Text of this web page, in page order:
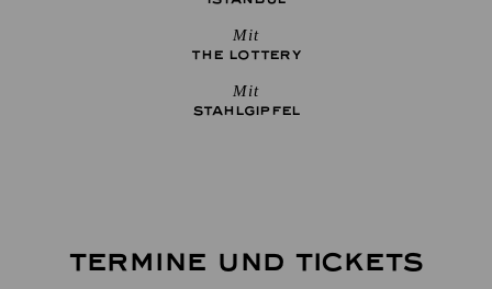
Mit
THE ­LOTTERY
Mit
STAHLGIPFEL
TERMINE UND TICKETS